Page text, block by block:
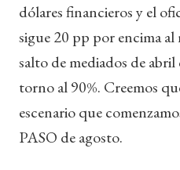
dólares financieros y el
sigue 20 pp por encima
salto de mediados de
torno al 90%. Creemos
escenario que
PASO de agosto.